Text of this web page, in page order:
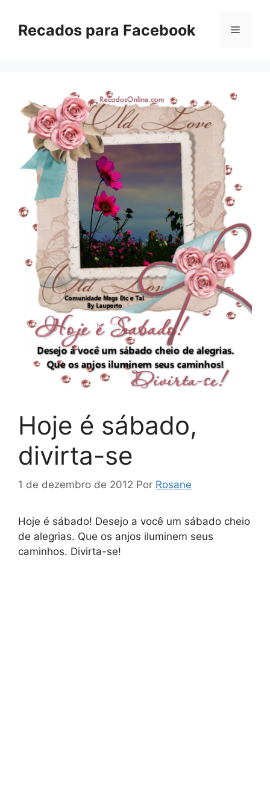
paraRecados para Facebook Menu
Hoje é sábado,
divirta-se
1 de dezembro de 2012 Por Rosane
Hoje é sábado! Desejo a você um sábado cheio
de alegrias. Que os anjos iluminem seus
caminhos. Divirta-se!